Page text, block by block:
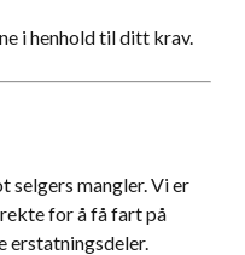
i henhold til ditt krav.
selgers mangler. Vi er
for å få fart på
erstatningsdeler.